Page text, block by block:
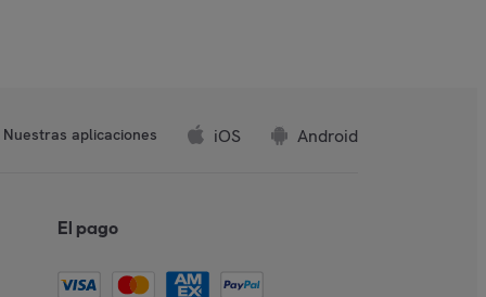
Nuestras aplicaciones iOS Android
El pago